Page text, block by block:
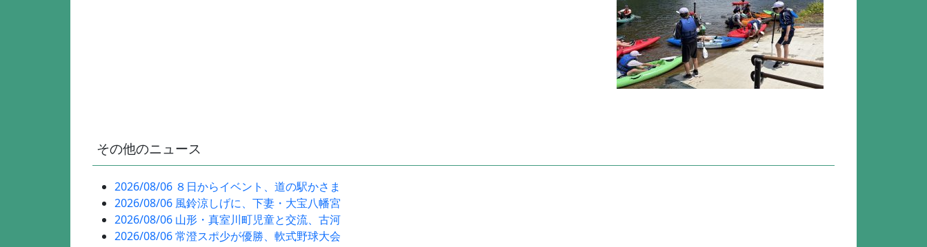
その他のニュース
2026/08/06 ８日からイベント、道の駅かさま
2026/08/06 風鈴涼しげに、下妻・大宝八幡宮
2026/08/06 山形・真室川町児童と交流、古河
2026/08/06 常澄スポ少が優勝、軟式野球大会